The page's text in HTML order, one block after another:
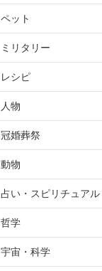
ペット
ミリタリー
レシピ
人物
冠婚葬祭
動物
占い・スピリチュアル
哲学
宇宙・科学